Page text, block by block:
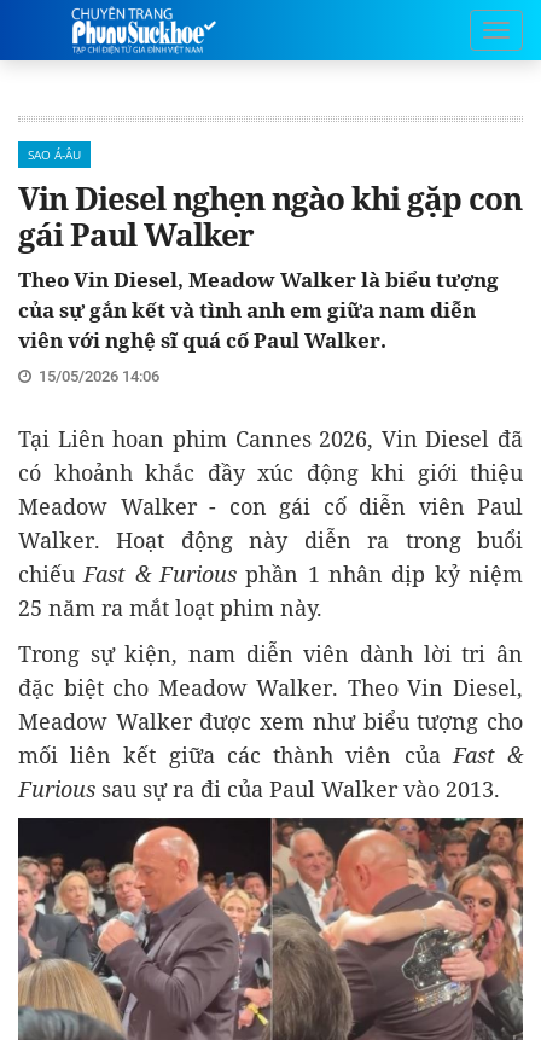
SAO Á-ÂU
Vin Diesel nghẹn ngào khi gặp con
gái Paul Walker
Theo Vin Diesel, Meadow Walker là biểu tượng
của sự gắn kết và tình anh em giữa nam diễn
viên với nghệ sĩ quá cố Paul Walker.
15/05/2026 14:06
Tại Liên hoan phim Cannes 2026, Vin Diesel đã
có khoảnh khắc đầy xúc động khi giới thiệu
Meadow Walker - con gái cố diễn viên Paul
Walker. Hoạt động này diễn ra trong buổi
chiếuFast & Furiousphần 1 nhân dịp kỷ niệm
25 năm ra mắt loạt phim này.
Trong sự kiện, nam diễn viên dành lời tri ân
đặc biệt cho Meadow Walker. Theo Vin Diesel,
Meadow Walker được xem như biểu tượng cho
mối liên kết giữa các thành viên củaFast &
Furious sau sự ra đi của Paul Walker vào 2013.